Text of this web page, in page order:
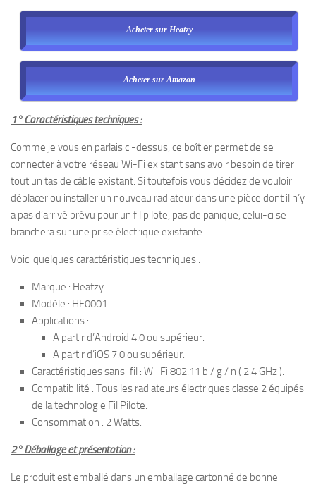
Acheter sur Heatzy
Acheter sur Amazon
1° Caractéristiques techniques :
Comme je vous en parlais ci-dessus, ce boîtier permet de se
connecter à votre réseau Wi-Fi existant sans avoir besoin de tirer
tout un tas de câble existant. Si toutefois vous décidez de vouloir
déplacer ou installer un nouveau radiateur dans une pièce dont il n’y
a pas d’arrivé prévu pour un fil pilote, pas de panique, celui-ci se
branchera sur une prise électrique existante.
Voici quelques caractéristiques techniques :
Marque : Heatzy.
Modèle : HE0001.
Applications :
A partir d’Android 4.0 ou supérieur.
A partir d’iOS 7.0 ou supérieur.
Caractéristiques sans-fil : Wi-Fi 802.11 b / g / n ( 2.4 GHz ).
Compatibilité : Tous les radiateurs électriques classe 2 équipés
de la technologie Fil Pilote.
Consommation : 2 Watts.
2° Déballage et présentation :
Le produit est emballé dans un emballage cartonné de bonne